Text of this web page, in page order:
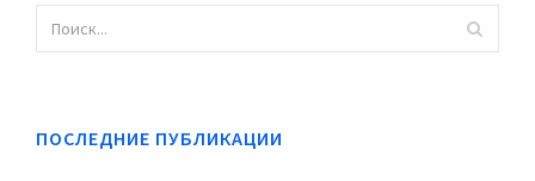
ПОСЛЕДНИЕ ПУБЛИКАЦИИ